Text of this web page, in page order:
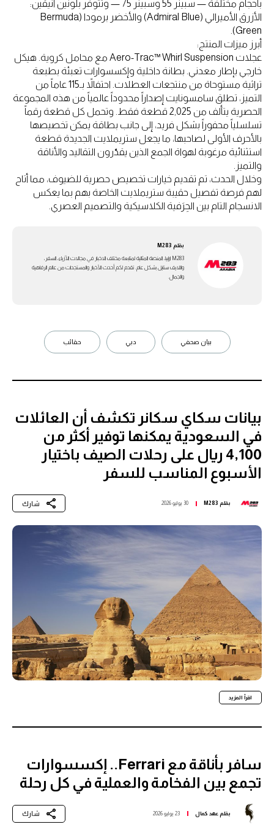
بأحجام مختلفة — سبينر 55 وسبينر 75 — وتتوفر بلونين أنيقين:
الأزرق الأميرالي (Admiral Blue) والأخضر برمودا (Bermuda
Green).
أبرز ميزات المنتج:
عجلات Aero-Trac™ Whirl Suspension مع محامل كروية. هيكل
خارجي بإطار معدني. بطانة داخلية وإكسسوارات تعبئة بطبعة
تراثية مستوحاة من منتجعات العطلات. احتفالاً بـ115 عاماً من
التميز، تطلق سامسونايت إصداراً محدوداً عالمياً من هذه المجموعة
الحصرية يتألف من 2,025 قطعة فقط. وتحمل كل قطعة رقماً
تسلسلياً محفوراً بشكل فريد، إلى جانب بطاقة يمكن تخصيصها
بالأحرف الأولى لصاحبها، ما يجعل ستريملايت الجديدة قطعة
استثنائية مرغوبة لهواة الجمع الذين يقدّرون التقاليد والأناقة
والتميز.
وخلال الحدث، تم تقديم خيارات تخصيص حصرية للضيوف، مما أتاح
لهم فرصة تفصيل حقيبة ستريملايت الخاصة بهم بما يعكس
الانسجام التام بين الحِرَفية الكلاسيكية والتصميم العصري.
بقلم M283
M283 ارابيا، المنصة المثالية لمتابعة مختلف الاخبار في مجالات الأزياء، السفر،
واللايف ستايل بشكل عام. تقدم لكم أحدث الأخبار والمستجدات من عالم الرفاهية
والجمال.
بيان صحفي دبي حقائب
بيانات سكاي سكانر تكشف أن العائلات
في السعودية يمكنها توفير أكثر من
4,100 ريال على رحلات الصيف باختيار
الأسبوع المناسب للسفر
بقلم M283 30 يوليو 2026 شارك
اقرأ المزيد
سافر بأناقة مع Ferrari.. إكسسوارات
تجمع بين الفخامة والعملية في كل رحلة
بقلم عهد كمال 23 يوليو 2026 شارك